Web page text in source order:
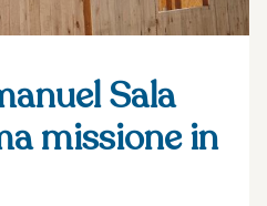
Sala
missione in